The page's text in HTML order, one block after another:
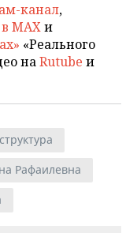
канал,
MAXи
«Реального
наRutube и
Рафаилевна